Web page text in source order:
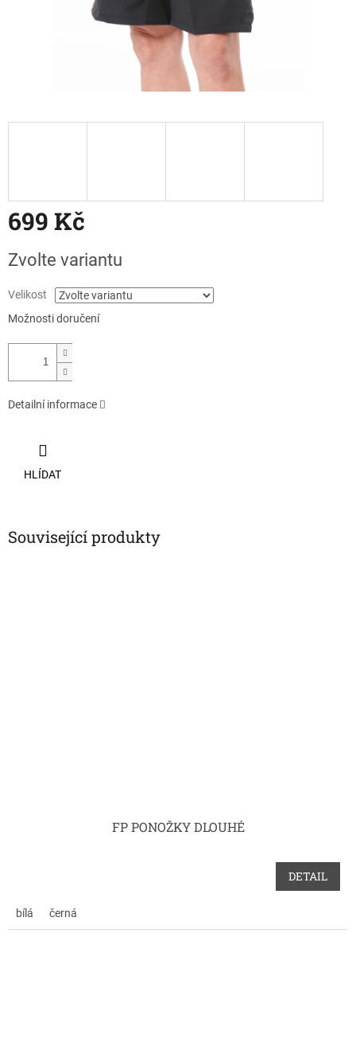
699 Kč
cena:
Zvolte variantu
Velikost
Možnosti doručení
Detailní informace
HLÍDAT
Související produkty
FP PONOŽKY DLOUHÉ
DETAIL
bílá černá